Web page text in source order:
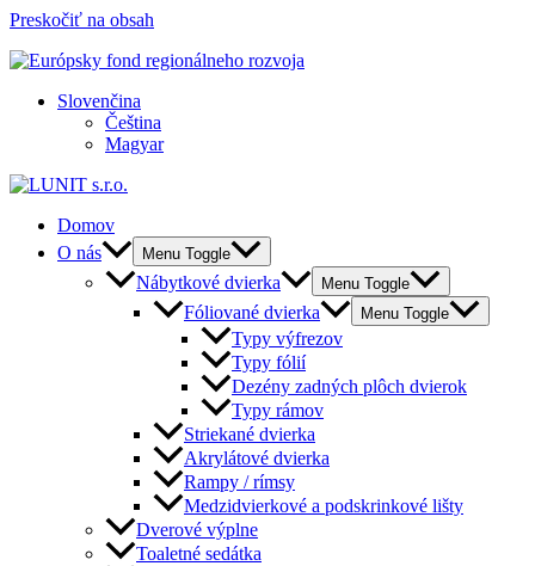
Preskočiť na obsah
Slovenčina
Čeština
Magyar
Domov
O nás
Menu Toggle
Nábytkové dvierka Menu Toggle
Fóliované dvierka Menu Toggle
Typy výfrezov
Typy fólií
Dezény zadných plôch dvierok
Typy rámov
Striekané dvierka
Akrylátové dvierka
Rampy / rímsy
Medzidvierkové a podskrinkové lišty
Dverové výplne
Toaletné sedátka